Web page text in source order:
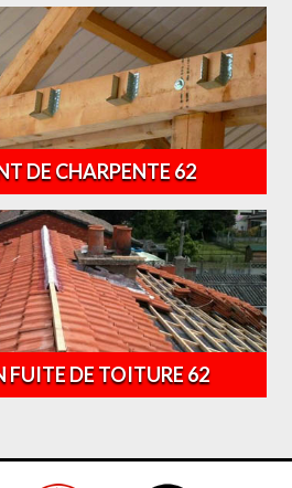
DE CHARPENTE 62
FUITE DE TOITURE 62